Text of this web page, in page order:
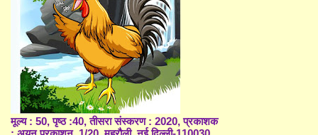
मूल्य : 50, पृष्ठ :40, तीसरा संस्करण : 2020, प्रकाशक